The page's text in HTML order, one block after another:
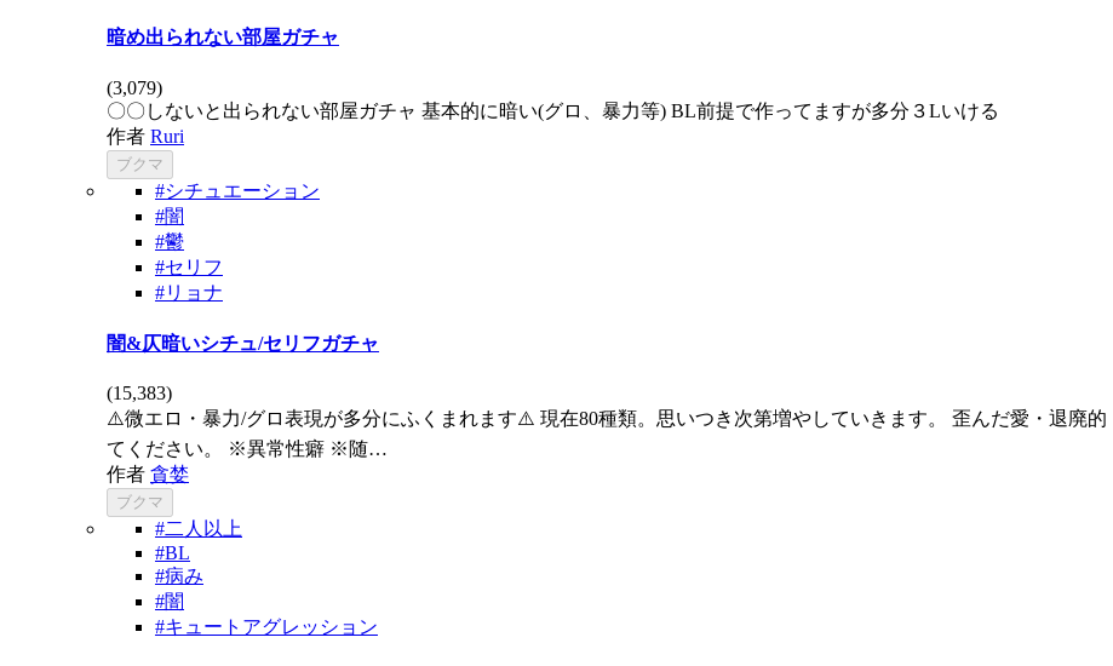
暗め出られない部屋ガチャ
(3,079)
〇〇しないと出られない部屋ガチャ 基本的に暗い(グロ、暴力等) BL前提で作ってますが多分３Lいける
作者 Ruri
ブクマ
#シチュエーション
#闇
#鬱
#セリフ
#リョナ
闇&仄暗いシチュ/セリフガチャ
(15,383)
⚠️微エロ・暴力/グロ表現が多分にふくまれます⚠️ 現在80種類。思いつき次第増やしていきます。 歪んだ愛・退廃
てください。 ※異常性癖 ※随…
作者 貪婪
ブクマ
#二人以上
#BL
#病み
#闇
#キュートアグレッション